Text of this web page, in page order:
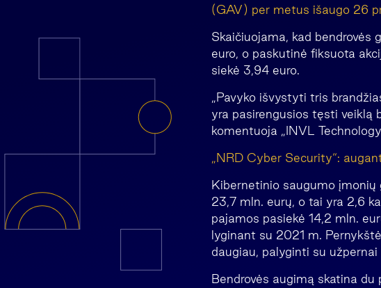
(GAV) per metus išaugo 26
Skaičiuojama, kad bendrovės
euro, o paskutinė fiksuota
siekė 3,94 euro.
„Pavyko išvystyti tris
yra pasirengusios tęsti veiklą
komentuoja „INVL
„NRD Cyber Security“:
Kibernetinio saugumo įmonių
23,7 mln. eurų, o tai yra 2,6
pajamos pasiekė 14,2 mln.
lyginant su 2021 m.
daugiau, palyginti su
Bendrovės augimą skatina